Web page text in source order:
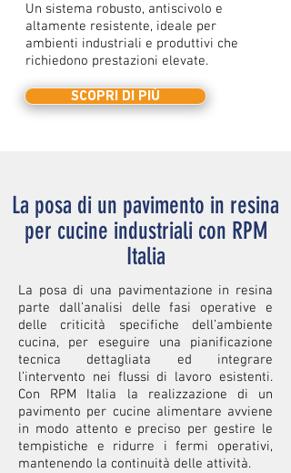
Un sistema robusto, antiscivolo e
altamente resistente, ideale per
ambienti industriali e produttivi che
richiedono prestazioni elevate.
SCOPRI DI PIÙ
La posa di un pavimento in resina
per cucine industriali con RPM
Italia
La posa di una pavimentazione in resina
parte dall’analisi delle fasi operative e
delle criticità specifiche dell’ambiente
cucina, per eseguire una pianificazione
tecnica dettagliata ed integrare
l’intervento nei flussi di lavoro esistenti.
Con RPM Italia la realizzazione di un
pavimento per cucine alimentare avviene
in modo attento e preciso per gestire le
tempistiche e ridurre i fermi operativi,
mantenendo la continuità delle attività.